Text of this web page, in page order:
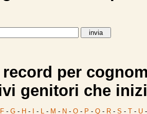
per
genitori che
F - G - H - I - L - M - N - O - P - Q - R - S - T - U